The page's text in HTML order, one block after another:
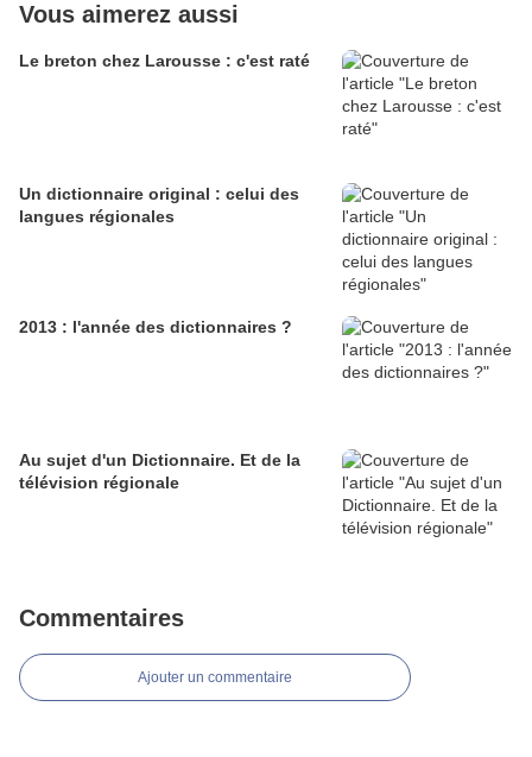
Vous aimerez aussi
Le breton chez Larousse : c'est raté
Un dictionnaire original : celui des
langues régionales
2013 : l'année des dictionnaires ?
Au sujet d'un Dictionnaire. Et de la
télévision régionale
Commentaires
Ajouter un commentaire